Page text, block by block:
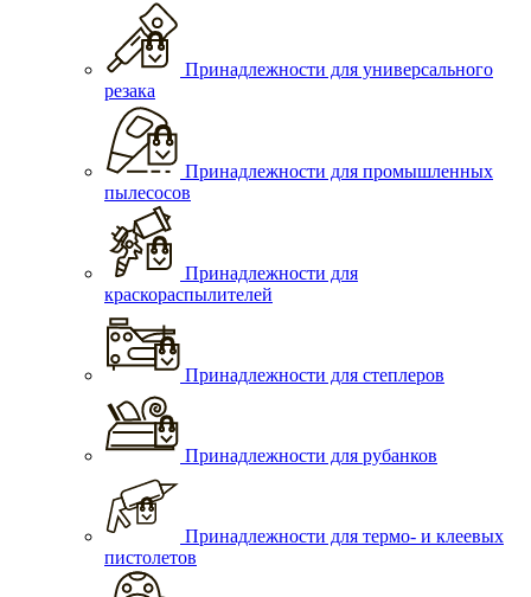
Принадлежности для универсального
резака
Принадлежности для промышленных
пылесосов
Принадлежности для
краскораспылителей
Принадлежности для степлеров
Принадлежности для рубанков
Принадлежности для термо- и клеевых
пистолетов